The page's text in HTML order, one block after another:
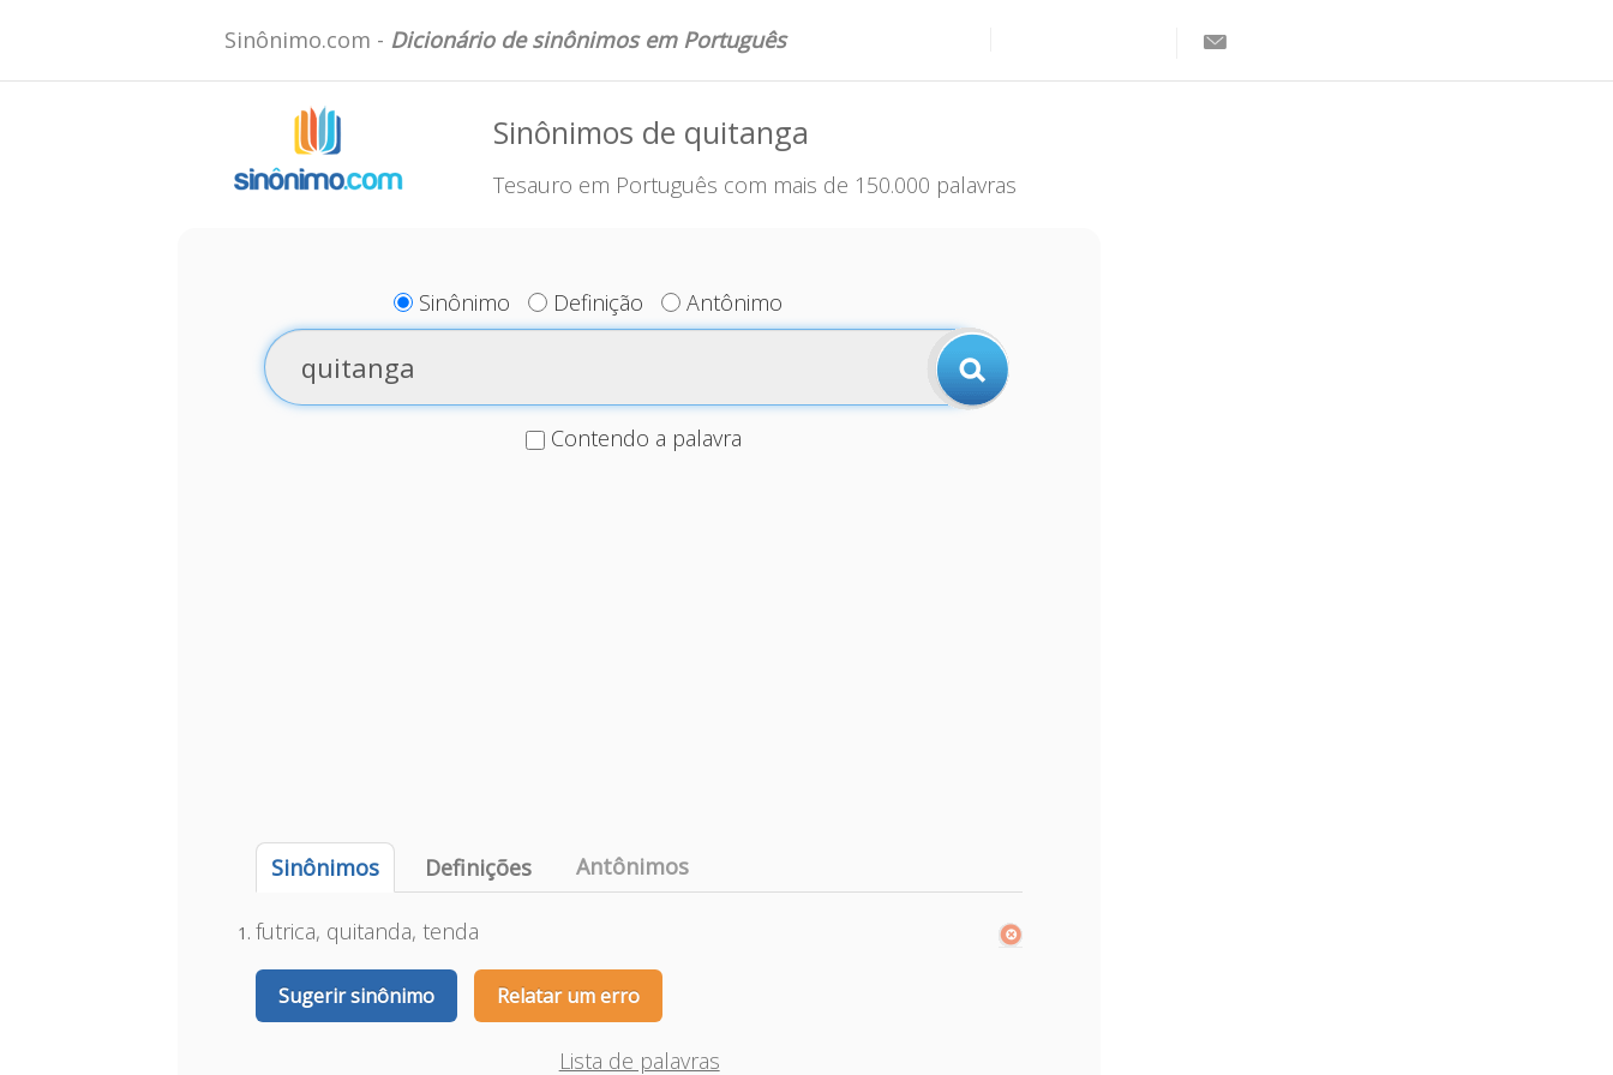
Sinônimo.com - Dicionário de sinônimos em Português
Sinônimos de quitanga
Tesauro em Português com mais de 150.000 palavras
Sinônimo Definição Antônimo
Contendo a palavra
Sinônimos Definições Antônimos
futrica, quitanda, tenda
Sugerir sinônimo Relatar um erro
Lista de palavras